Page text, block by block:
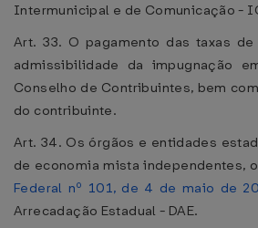
Intermunicipal e de Comunicação -
Art. 33. O pagamento das taxas
admissibilidade da impugnação
Conselho de Contribuintes, bem
do contribuinte.
Art. 34. Os órgãos e entidades
de economia mista
Federal nº 101, de 4 de maio de
Arrecadação Estadual - DAE.